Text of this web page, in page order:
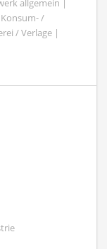
allgemein |
/
/ Verlage |